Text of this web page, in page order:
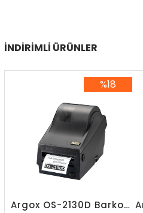
İNDIRIMLI ÜRÜNLER
Argox OS-2130D Barkod Yazıcı
%18